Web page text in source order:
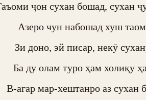
ҷон сухан бошад, сухан
Азеро чун набошад хуш
Зи доно, эй писар, некӯ
Ба ду олам туро ҳам холиқу
В-агар мар-хештанро аз сухан